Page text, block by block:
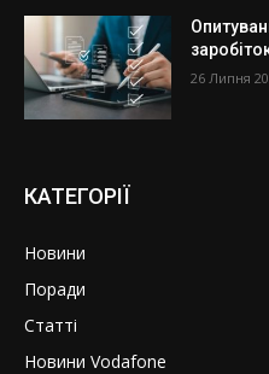
26 Липня
КАТЕГОРІЇ
Новини
Поради
Статті
Новини Vodafone